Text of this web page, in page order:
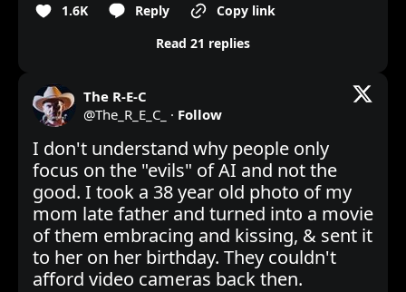
1.6K Reply
Copy link
Read 21 replies
The R-E-C
@The_R_E_C_ · Follow
I don't understand why people only
focus on the "evils" of AI and not the
good. I took a 38 year old photo of my
mom late father and turned into a movie
of them embracing and kissing, & sent it
to her on her birthday. They couldn't
afford video cameras back then.